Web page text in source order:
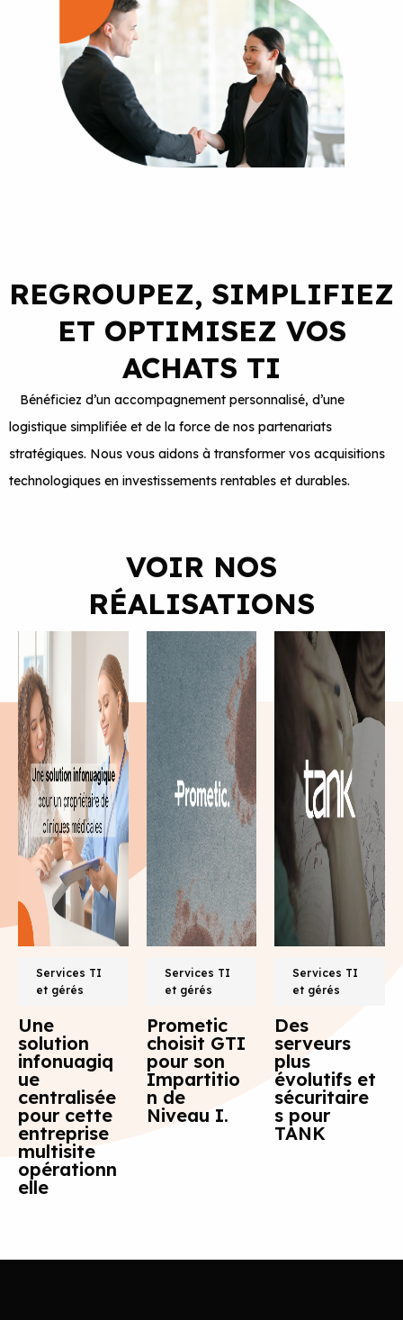
REGROUPEZ, SIMPLIFIEZ
ET OPTIMISEZ VOS
ACHATS TI
Bénéficiez d’un accompagnement personnalisé, d’une
logistique simplifiée et de la force de nos partenariats
stratégiques. Nous vous aidons à transformer vos acquisitions
technologiques en investissements rentables et durables.
VOIR NOS
RÉALISATIONS
Services TI
et gérés
Une
solution
infonuagiq
ue
centralisée
pour cette
entreprise
multisite
opérationn
elle
Services TI
et gérés
Prometic
choisit GTI
pour son
Impartitio
n de
Niveau I.
Services TI
et gérés
Des
serveurs
plus
évolutifs et
sécuritaire
s pour
TANK